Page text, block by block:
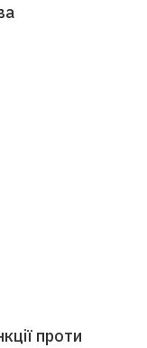
проти